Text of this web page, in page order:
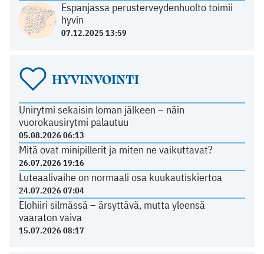
Espanjassa perusterveydenhuolto toimii
hyvin
07.12.2025 13:59
HYVINVOINTI
Unirytmi sekaisin loman jälkeen – näin
vuorokausirytmi palautuu
05.08.2026 06:13
Mitä ovat minipillerit ja miten ne vaikuttavat?
26.07.2026 19:16
Luteaalivaihe on normaali osa kuukautiskiertoa
24.07.2026 07:04
Elohiiri silmässä – ärsyttävä, mutta yleensä
vaaraton vaiva
15.07.2026 08:17